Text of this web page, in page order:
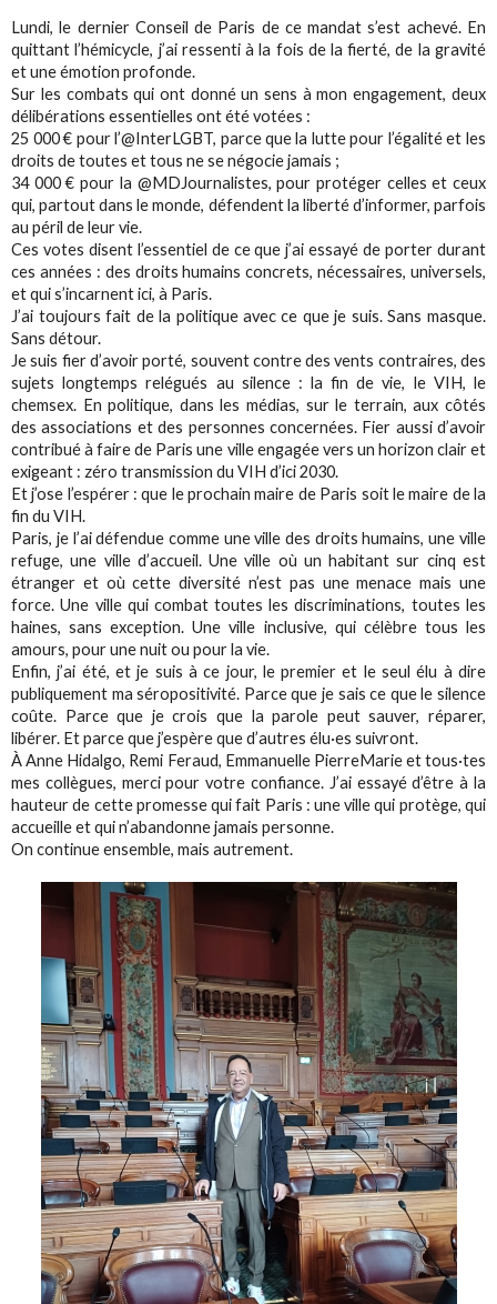
Lundi, le dernier Conseil de Paris de ce mandat s’est achevé. En
quittant l’hémicycle, j’ai ressenti à la fois de la fierté, de la gravité
et une émotion profonde.
Sur les combats qui ont donné un sens à mon engagement, deux
délibérations essentielles ont été votées :
25 000 € pour l’@InterLGBT, parce que la lutte pour l’égalité et les
droits de toutes et tous ne se négocie jamais ;
34 000 € pour la @MDJournalistes, pour protéger celles et ceux
qui, partout dans le monde, défendent la liberté d’informer, parfois
au péril de leur vie.
Ces votes disent l’essentiel de ce que j’ai essayé de porter durant
ces années : des droits humains concrets, nécessaires, universels,
et qui s’incarnent ici, à Paris.
J’ai toujours fait de la politique avec ce que je suis. Sans masque.
Sans détour.
Je suis fier d’avoir porté, souvent contre des vents contraires, des
sujets longtemps relégués au silence : la fin de vie, le VIH, le
chemsex. En politique, dans les médias, sur le terrain, aux côtés
des associations et des personnes concernées. Fier aussi d’avoir
contribué à faire de Paris une ville engagée vers un horizon clair et
exigeant : zéro transmission du VIH d’ici 2030.
Et j’ose l’espérer : que le prochain maire de Paris soit le maire de la
fin du VIH.
Paris, je l’ai défendue comme une ville des droits humains, une ville
refuge, une ville d’accueil. Une ville où un habitant sur cinq est
étranger et où cette diversité n’est pas une menace mais une
force. Une ville qui combat toutes les discriminations, toutes les
haines, sans exception. Une ville inclusive, qui célèbre tous les
amours, pour une nuit ou pour la vie.
Enfin, j’ai été, et je suis à ce jour, le premier et le seul élu à dire
publiquement ma séropositivité. Parce que je sais ce que le silence
coûte. Parce que je crois que la parole peut sauver, réparer,
libérer. Et parce que j’espère que d’autres élu·es suivront.
À Anne Hidalgo, Remi Feraud, Emmanuelle PierreMarie et tous·tes
mes collègues, merci pour votre confiance. J’ai essayé d’être à la
hauteur de cette promesse qui fait Paris : une ville qui protège, qui
accueille et qui n’abandonne jamais personne.
On continue ensemble, mais autrement.